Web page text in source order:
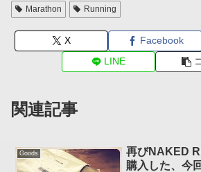
Marathon Running
X Facebook
LINE
関連記事
Goods
再びNAKED
購入した、今